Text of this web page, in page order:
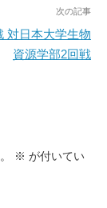
次の記事
対日本大学生物
資源学部2回戦
※ が付いてい